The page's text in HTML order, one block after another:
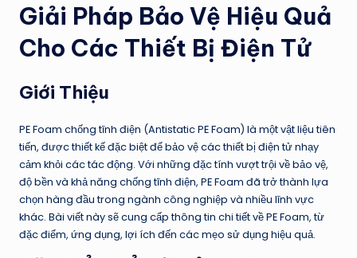
Giải Pháp Bảo Vệ Hiệu Quả
Cho Các Thiết Bị Điện Tử
Giới Thiệu
PE Foam chống tĩnh điện (Antistatic PE Foam) là một vật liệu tiên
tiến, được thiết kế đặc biệt để bảo vệ các thiết bị điện tử nhạy
cảm khỏi các tác động. Với những đặc tính vượt trội về bảo vệ,
độ bền và khả năng chống tĩnh điện, PE Foam đã trở thành lựa
chọn hàng đầu trong ngành công nghiệp và nhiều lĩnh vực
khác. Bài viết này sẽ cung cấp thông tin chi tiết về PE Foam, từ
đặc điểm, ứng dụng, lợi ích đến các mẹo sử dụng hiệu quả.